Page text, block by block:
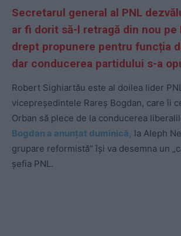
Secretarul general al PNL
ar fi dorit să-l retragă din nou pe
drept propunere pentru funcția
dar conducerea partidului s-a
Robert Sighiartău este al doilea lider
vicepreședintele Rareș Bogdan, care îi
Orban să plece de la conducerea
Bogdan a anunțat duminică, la Aleph
grupare reformistă” își va desemna un
șefia PNL.